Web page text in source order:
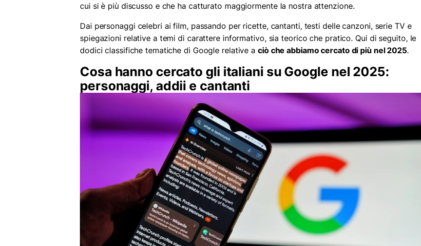
cui si è più discusso e che ha catturato maggiormente la nostra attenzione.
Dai personaggi celebri ai film, passando per ricette, cantanti, testi delle canzoni, serie TV e
spiegazioni relative a temi di carattere informativo, sia teorico che pratico. Qui di seguito, le
dodici classifiche tematiche di Google relative a ciò che abbiamo cercato di più nel 2025.
Cosa hanno cercato gli italiani su Google nel 2025:
personaggi, addii e cantanti